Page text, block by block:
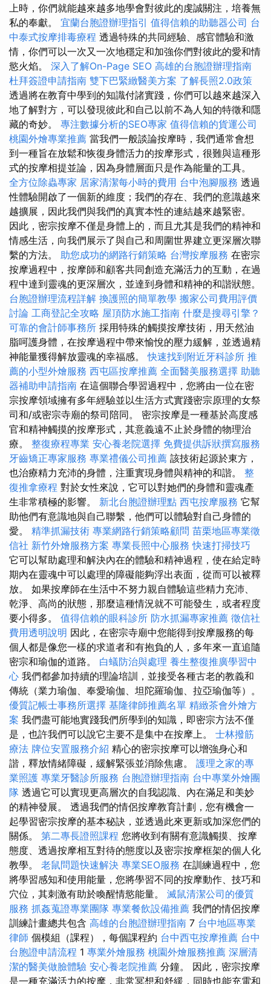
上時，你們就能越來越多地學會對彼此的虔誠關注，培養無
私的奉獻。 宜蘭台胞證辦理指引 值得信賴的助聽器公司 台
中泰式按摩排毒療程 透過特殊的共同經驗、感官體驗和激
情，你們可以一次又一次地穩定和加強你們對彼此的愛和情
慾火焰。 深入了解On-Page SEO 高雄的台胞證辦理指南
杜拜簽證申請指南 雙下巴緊緻醫美方案 了解長照2.0政策
透過將在教育中學到的知識付諸實踐，你們可以越來越深入
地了解對方，可以發現彼此和自己以前不為人知的特徵和隱
藏的奇妙。 專注數據分析的SEO專家 值得信賴的貨運公司
桃園外燴專業推薦 當我們一般談論按摩時，我們通常會想
到一種旨在放鬆和恢復身體活力的按摩形式，很難與這種形
式的按摩相提並論，因為身體層面只是作為能量的工具。
全方位除蟲專家 居家清潔每小時的費用 台中泡腳服務 透過
性體驗開啟了一個新的維度；我們的存在、我們的意識越來
越擴展，因此我們與我們的真實本性的連結越來越緊密。
因此，密宗按摩不僅是身體上的，而且尤其是我們的精神和
情感生活，向我們展示了與自己和周圍世界建立更深層次聯
繫的方法。 助您成功的網路行銷策略 台灣按摩服務 在密宗
按摩過程中，按摩師和顧客共同創造充滿活力的互動，在過
程中達到靈魂的更深層次，並達到身體和精神的和諧狀態。
台胞證辦理流程詳解 換護照的簡單教學 搬家公司費用評價
討論 工商登記全攻略 屋頂防水施工指南 什麼是搜尋引擎？
可靠的會計師事務所 採用特殊的觸摸按摩技術，用天然油
脂呵護身體，在按摩過程中帶來愉悅的壓力緩解，並透過精
神能量獲得解放靈魂的幸福感。快速找到附近牙科診所 推
薦的小型外燴服務 西屯區按摩推薦 全面醫美服務選擇 助聽
器補助申請指南 在這個聯合學習過程中，您將由一位在密
宗按摩領域擁有多年經驗並以生活方式實踐密宗原理的女祭
司和/或密宗寺廟的祭司陪同。 密宗按摩是一種基於高度感
官和精神觸摸的按摩形式，其意義遠不止於身體的物理治
療。 整復療程專業 安心養老院選擇 免費提供訴狀撰寫服務
牙齒矯正專家服務 專業禮儀公司推薦 該技術起源於東方，
也治療精力充沛的身體，注重實現身體與精神的和諧。 整
復推拿療程 對於女性來說，它可以對她們的身體和靈魂產
生非常積極的影響。 新北台胞證辦理點 西屯按摩服務 它幫
助他們有意識地與自己聯繫，他們可以體驗對自己身體的
愛。 精準抓漏技術 專業網路行銷策略顧問 苗栗地區專業徵
信社 新竹外燴服務方案 專業長照中心服務 快速打掃技巧
它可以幫助處理和解決內在的體驗和精神過程，使在給定時
期內在靈魂中可以處理的障礙能夠浮出表面，從而可以被釋
放。 如果按摩師在生活中不努力親自體驗這些精力充沛、
乾淨、高尚的狀態，那麼這種情況就不可能發生，或者程度
要小得多。 值得信賴的眼科診所 防水抓漏專家推薦 徵信社
費用透明說明 因此，在密宗寺廟中您能得到按摩服務的每
個人都是像您一樣的求道者和有抱負的人，多年來一直追隨
密宗和瑜伽的道路。 白蟻防治與處理 養生整復推廣學習中
心 我們都參加持續的理論培訓，並接受各種古老的教義和
傳統（業力瑜伽、奉愛瑜伽、坦陀羅瑜伽、拉亞瑜伽等）。
優質記帳士事務所選擇 基隆律師推薦名單 精緻茶會外燴方
案 我們盡可能地實踐我們所學到的知識，即密宗方法不僅
是，也許我們可以說它主要不是集中在按摩上。 士林撥筋
療法 牌位安置服務介紹 精心的密宗按摩可以增強身心和
諧，釋放情緒障礙，緩解緊張並消除焦慮。 護理之家的專
業照護 專業牙醫診所服務 台胞證辦理指南 台中專業外燴團
隊 透過它可以實現更高層次的自我認識、內在滿足和美妙
的精神發展。 透過我們的情侶按摩教育計劃，您有機會一
起學習密宗按摩的基本秘訣，並透過此來更新或加深您們的
關係。 第二專長證照課程 您將收到有關有意識觸摸、按摩
態度、透過按摩相互對待的態度以及密宗按摩框架的個人化
教學。 老鼠問題快速解決 專業SEO服務 在訓練過程中，您
將學習感知和使用能量，您將學習不同的按摩動作、技巧和
穴位，其刺激有助於喚醒情慾能量。 滅鼠清潔公司的優質
服務 抓姦蒐證專業團隊 專業餐飲設備推薦 我們的情侶按摩
訓練計畫總共包含 高雄的台胞證辦理指南 7 台中地區專業
律師 個模組（課程），每個課程約 台中西屯按摩推薦 台中
台胞證申請流程 1 專業外燴服務 桃園外燴服務推薦 深層清
潔的醫美做臉體驗 安心養老院推薦 分鐘。 因此，密宗按摩
是一種充滿活力的按摩，非常冥想和舒緩，同時也能充電和